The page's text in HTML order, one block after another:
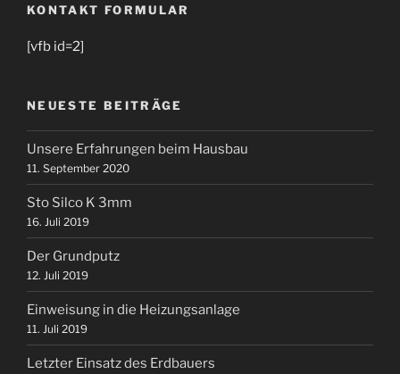
KONTAKT FORMULAR
[vfb id=2]
NEUESTE BEITRÄGE
Unsere Erfahrungen beim Hausbau
11. September 2020
Sto Silco K 3mm
16. Juli 2019
Der Grundputz
12. Juli 2019
Einweisung in die Heizungsanlage
11. Juli 2019
Letzter Einsatz des Erdbauers